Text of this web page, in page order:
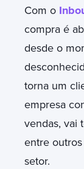
Com o
compra é
desde o
torna um
empresa
vendas, vai
entre
setor.